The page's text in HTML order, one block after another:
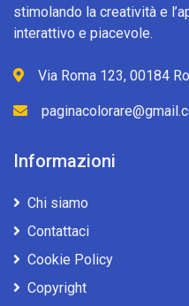
stimolando la creatività e
interattivo e piacevole.
Via Roma 123, 00184
Informazioni
Chi siamo
Contattaci
Cookie Policy
Copyright